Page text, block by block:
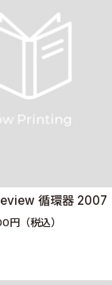
循環器 2007
円（税込）